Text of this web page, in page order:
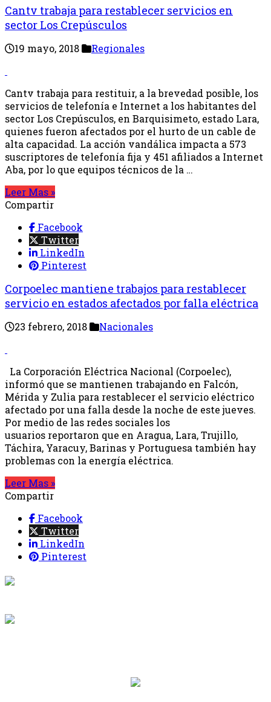
Cantv trabaja para restablecer servicios en
sector Los Crepúsculos
19 mayo, 2018 Regionales
Cantv trabaja para restituir, a la brevedad posible, los
servicios de telefonía e Internet a los habitantes del
sector Los Crepúsculos, en Barquisimeto, estado Lara,
quienes fueron afectados por el hurto de un cable de
alta capacidad. La acción vandálica impacta a 573
suscriptores de telefonía fija y 451 afiliados a Internet
Aba, por lo que equipos técnicos de la …
Leer Mas »
Compartir
Facebook
Twitter
LinkedIn
Pinterest
Corpoelec mantiene trabajos para restablecer
servicio en estados afectados por falla eléctrica
23 febrero, 2018 Nacionales
La Corporación Eléctrica Nacional (Corpoelec),
informó que se mantienen trabajando en Falcón,
Mérida y Zulia para restablecer el servicio eléctrico
afectado por una falla desde la noche de este jueves.
Por medio de las redes sociales los
usuarios reportaron que en Aragua, Lara, Trujillo,
Táchira, Yaracuy, Barinas y Portuguesa también hay
problemas con la energía eléctrica.
Leer Mas »
Compartir
Facebook
Twitter
LinkedIn
Pinterest